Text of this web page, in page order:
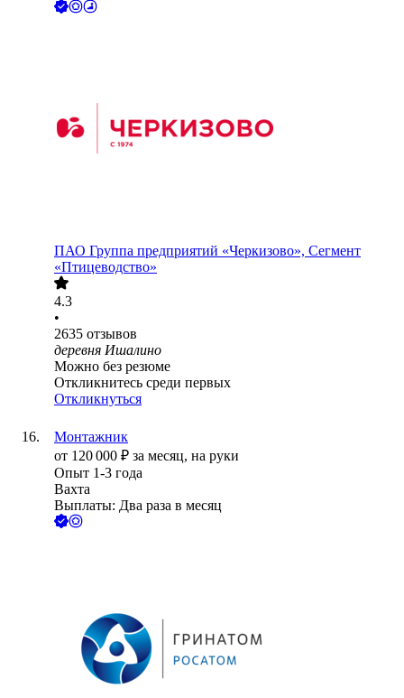
ПАО Группа предприятий «Черкизово», Сегмент
«Птицеводство»
4.3
•
2635 отзывов
деревня Ишалино
Можно без резюме
Откликнитесь среди первых
Откликнуться
Монтажник
от 120 000 ₽ за месяц, на руки
Опыт 1-3 года
Вахта
Выплаты: Два раза в месяц